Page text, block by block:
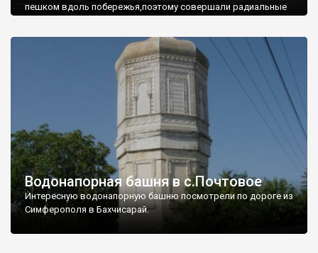
пешком вдоль побережья,поэтому совершали радиальные
Водонапорная башня в с.Почтовое
Интересную водонапорную башню посмотрели по дороге из
Симферополя в Бахчисарай.